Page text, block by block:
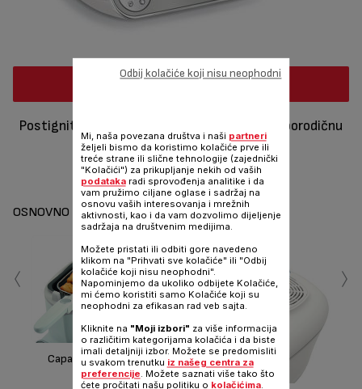
Gde kupiti
Postignite sjajne rezultate prženja uz Tefal porodičnu
fritezu
Podeli Pošalji
OSNOVNO
Capacity up to 1.5 Kg of
food
‹ ›
Mi, naša povezana društva i naši partneri
željeli bismo da koristimo kolačiće prve ili
treće strane ili slične tehnologije (zajednički
"Kolačići") za prikupljanje nekih od vaših
podatakaradi sprovođenja analitike i da
vam pružimo ciljane oglase i sadržaj na
osnovu vaših interesovanja i mrežnih
aktivnosti, kao i da vam dozvolimo dijeljenje
sadržaja na društvenim medijima.
Možete pristati ili odbiti gore navedeno
klikom na "Prihvati sve kolačiće" ili "Odbij
kolačiće koji nisu neophodni".
Napominjemo da ukoliko odbijete Kolačiće,
mi ćemo koristiti samo Kolačiće koji su
neophodni za efikasan rad veb sajta.
Kliknite na "Moji izbori" za više informacija
o različitim kategorijama kolačića i da biste
imali detaljniji izbor. Možete se predomisliti
u svakom trenutku iz našeg centra za
preferencije. Možete saznati više tako što
ćete pročitati našu politiku o kolačićima.
Odbij kolačiće koji nisu neophodni